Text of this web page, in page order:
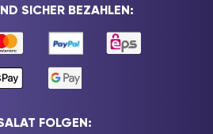
SICHER BEZAHLEN:
FOLGEN: